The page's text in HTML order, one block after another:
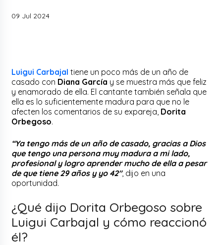
09 Jul 2024
Luigui Carbajal tiene un poco más de un año de
casado con Diana García y se muestra más que feliz
y enamorado de ella. El cantante también señala que
ella es lo suficientemente madura para que no le
afecten los comentarios de su expareja, Dorita
Orbegoso.
“Ya tengo más de un año de casado, gracias a Dios
que tengo una persona muy madura a mi lado,
profesional y logro aprender mucho de ella a pesar
de que tiene 29 años y yo 42″, dijo en una
oportunidad.
¿Qué dijo Dorita Orbegoso sobre
Luigui Carbajal y cómo reaccionó
él?